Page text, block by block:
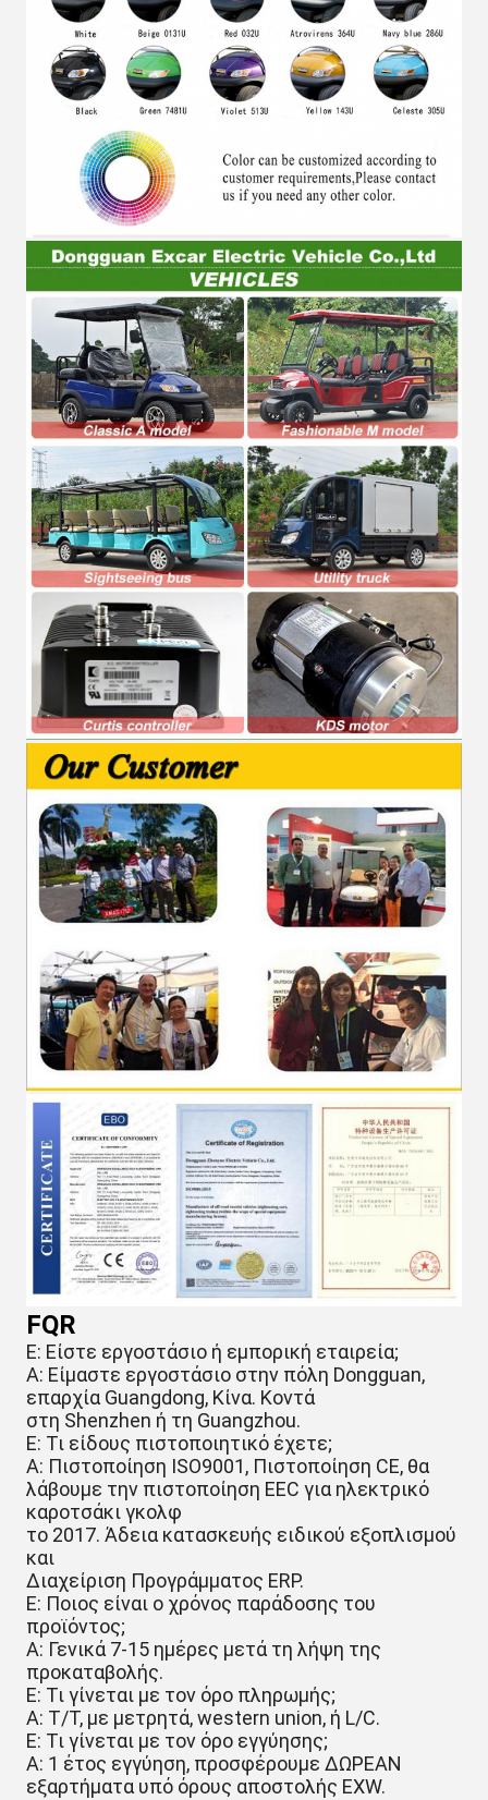
FQR
Ε: Είστε εργοστάσιο ή εμπορική εταιρεία;
A: Είμαστε εργοστάσιο στην πόλη Dongguan,
επαρχία Guangdong, Κίνα. Κοντά
στη Shenzhen ή τη Guangzhou.
Ε: Τι είδους πιστοποιητικό έχετε;
A: Πιστοποίηση ISO9001, Πιστοποίηση CE, θα
λάβουμε την πιστοποίηση EEC για ηλεκτρικό
καροτσάκι γκολφ
το 2017. Άδεια κατασκευής ειδικού εξοπλισμού
και
Διαχείριση Προγράμματος ERP.
Ε: Ποιος είναι ο χρόνος παράδοσης του
προϊόντος;
A: Γενικά 7-15 ημέρες μετά τη λήψη της
προκαταβολής.
Ε: Τι γίνεται με τον όρο πληρωμής;
A: T/T, με μετρητά, western union, ή L/C.
Ε: Τι γίνεται με τον όρο εγγύησης;
A: 1 έτος εγγύηση, προσφέρουμε ΔΩΡΕΑΝ
εξαρτήματα υπό όρους αποστολής EXW.